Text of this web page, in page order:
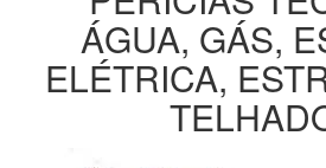
ÁGUA, GÁS,
ELÉTRICA,